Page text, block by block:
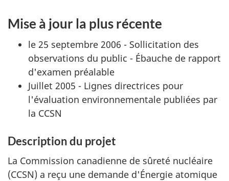
Mise à jour la plus récente
le 25 septembre 2006 - Sollicitation des
observations du public - Ébauche de rapport
d'examen préalable
Juillet 2005 - Lignes directrices pour
l'évaluation environnementale publiées par
la CCSN
Description du projet
La Commission canadienne de sûreté nucléaire
(CCSN) a reçu une demande d'Énergie atomique